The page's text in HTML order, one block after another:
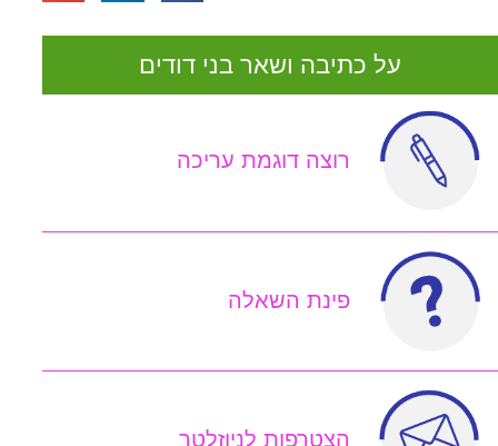
על כתיבה ושאר בני דודים
רוצה דוגמת עריכה
פינת השאלה
הצטרפות לניוזלטר